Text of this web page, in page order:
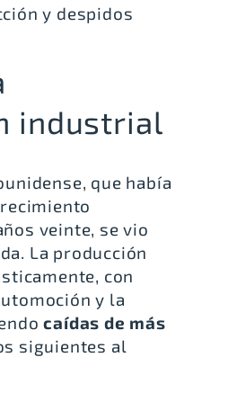
y despidos
industrial
que había
veinte, se vio
La producción
con
y la
caídas de más
siguientes al